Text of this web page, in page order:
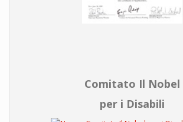
Comitato Il Nobel
per i Disabili